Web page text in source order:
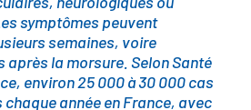
symptômes peuvent
semaines, voire
après la morsure. Selon Santé
environ 25 000 à 30 000 cas
année en France, avec